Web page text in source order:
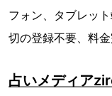
フォン、タブレッ
切の登録不要、料
占いメディア